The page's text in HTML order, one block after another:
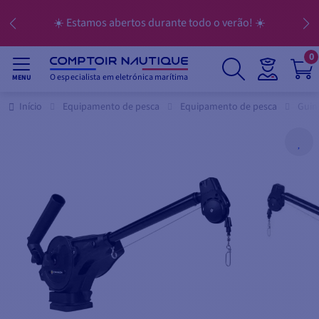
☀️ Estamos abertos durante todo o verão! ☀️
MENU O especialista em eletrónica marítima
0
Início Equipamento de pesca Equipamento de pesca